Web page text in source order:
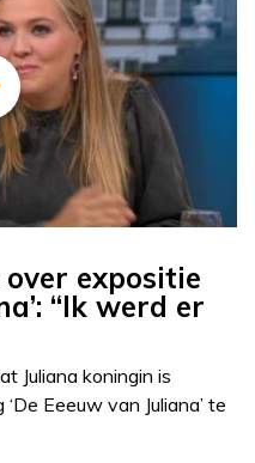
over expositie
“Ik werd er
Juliana koningin is
Eeeuw van Juliana’ te